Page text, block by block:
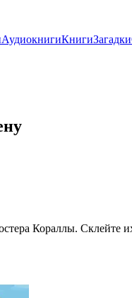
АудиокнигиКнигиЗагадки
Кораллы.